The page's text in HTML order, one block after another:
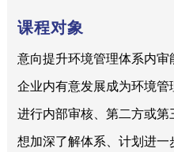
课程对象
意向提升环境管理体系内审
企业内有意发展成为环境
进行内部审核、第二方或第
想加深了解体系、计划进